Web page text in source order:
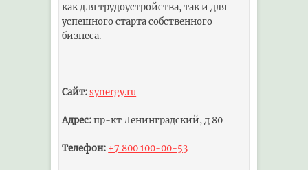
как для трудоустройства, так и для
успешного старта собственного
бизнеса.
Сайт:synergy.ru
Адрес:пр-кт Ленинградский, д 80
Телефон: +7 800 100-00-53